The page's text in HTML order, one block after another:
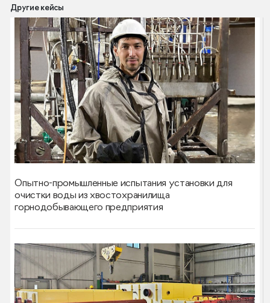
Другие кейсы
Опытно-промышленные испытания установки для
очистки воды из хвостохранилища
горнодобывающего предприятия